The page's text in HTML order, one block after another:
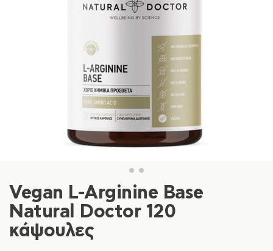
Vegan L-Arginine Base
Natural Doctor 120
κάψουλες